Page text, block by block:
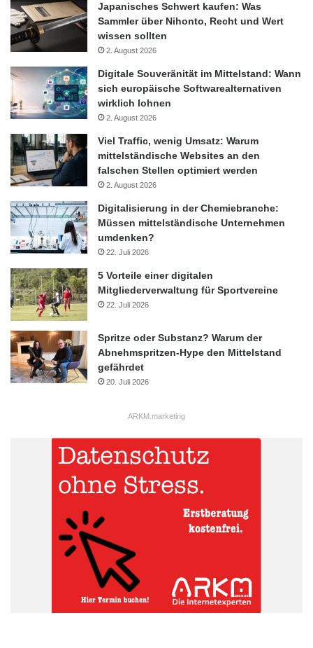
Japanisches Schwert kaufen: Was
Sammler über Nihonto, Recht und Wert
wissen sollten
2. August 2026
Digitale Souveränität im Mittelstand: Wann
sich europäische Softwarealternativen
wirklich lohnen
2. August 2026
Viel Traffic, wenig Umsatz: Warum
mittelständische Websites an den
falschen Stellen optimiert werden
2. August 2026
Digitalisierung in der Chemiebranche:
Müssen mittelständische Unternehmen
umdenken?
22. Juli 2026
5 Vorteile einer digitalen
Mitgliederverwaltung für Sportvereine
22. Juli 2026
Spritze oder Substanz? Warum der
Abnehmspritzen-Hype den Mittelstand
gefährdet
20. Juli 2026
ARKM.marketing